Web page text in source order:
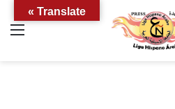
Translate »